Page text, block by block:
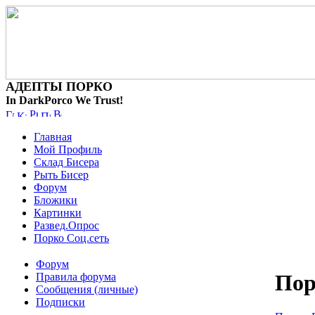
АДЕПТЫ ПОРКО
In DarkPorco We Trust!
Главная
Мой Профиль
Склад Бисера
Рыть Бисер
Форум
Бложики
Картинки
Развед.Опрос
Порко Соц.сеть
Форум
Правила форума
Сообщения (личные)
Подписки